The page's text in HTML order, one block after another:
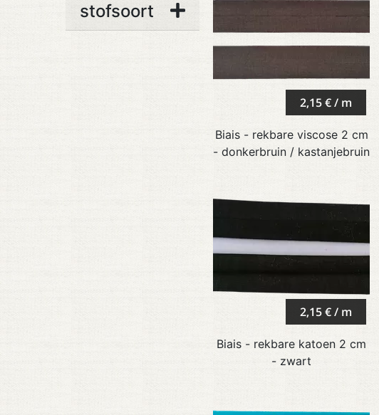
stofsoort
2,15 € / m
Biais - rekbare viscose 2 cm
- donkerbruin / kastanjebruin
2,15 € / m
Biais - rekbare katoen 2 cm
- zwart